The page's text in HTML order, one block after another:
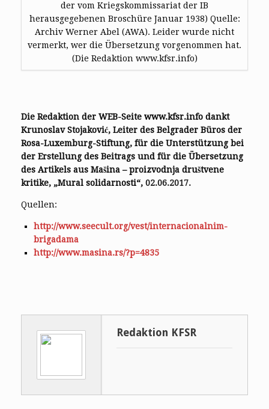
der vom Kriegskommissariat der IB
herausgegebenen Broschüre Januar 1938) Quelle:
Archiv Werner Abel (AWA). Leider wurde nicht
vermerkt, wer die Übersetzung vorgenommen hat.
(Die Redaktion www.kfsr.info)
Die Redaktion der WEB-Seite www.kfsr.info dankt
Krunoslav Stojaković, Leiter des Belgrader Büros der
Rosa-Luxemburg-Stiftung, für die Unterstützung bei
der Erstellung des Beitrags und für die Übersetzung
des Artikels aus Mašina – proizvodnja društvene
kritike, „Mural solidarnosti“, 02.06.2017.
Quellen:
http://www.seecult.org/vest/internacionalnim-
brigadama
http://www.masina.rs/?p=4835
Redaktion KFSR